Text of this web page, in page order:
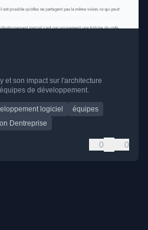
et son impact sur l'architecture
de développement.
logiciel
équipes
Dentreprise
0 0